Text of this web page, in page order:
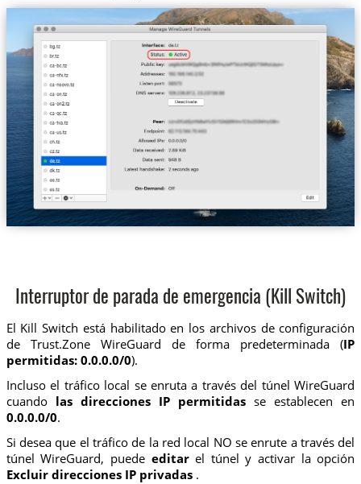
Interruptor de parada de emergencia (Kill Switch)
El Kill Switch está habilitado en los archivos de configuración
de Trust.Zone WireGuard de forma predeterminada (IP
permitidas: 0.0.0.0/0).
Incluso el tráfico local se enruta a través del túnel WireGuard
cuando las direcciones IP permitidas se establecen en
0.0.0.0/0.
Si desea que el tráfico de la red local NO se enrute a través del
túnel WireGuard, puede editarel túnel y activar la opción
Excluir direcciones IP privadas.